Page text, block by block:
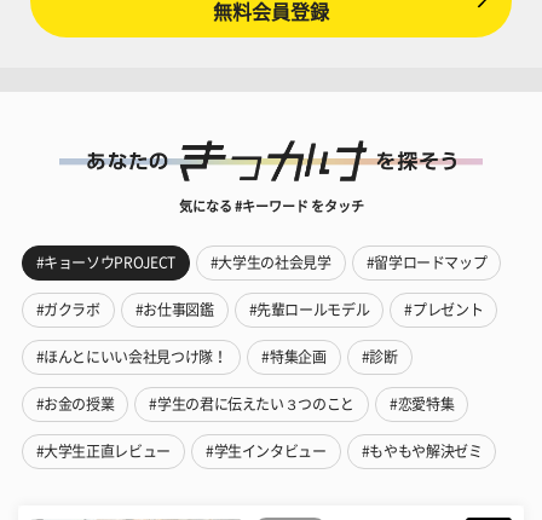
無料会員登録
気になる #キーワード をタッチ
#キョーソウPROJECT #大学生の社会見学 #留学ロードマップ
#ガクラボ #お仕事図鑑 #先輩ロールモデル #プレゼント
#ほんとにいい会社見つけ隊！ #特集企画 #診断
#お金の授業 #学生の君に伝えたい３つのこと #恋愛特集
#大学生正直レビュー #学生インタビュー #もやもや解決ゼミ